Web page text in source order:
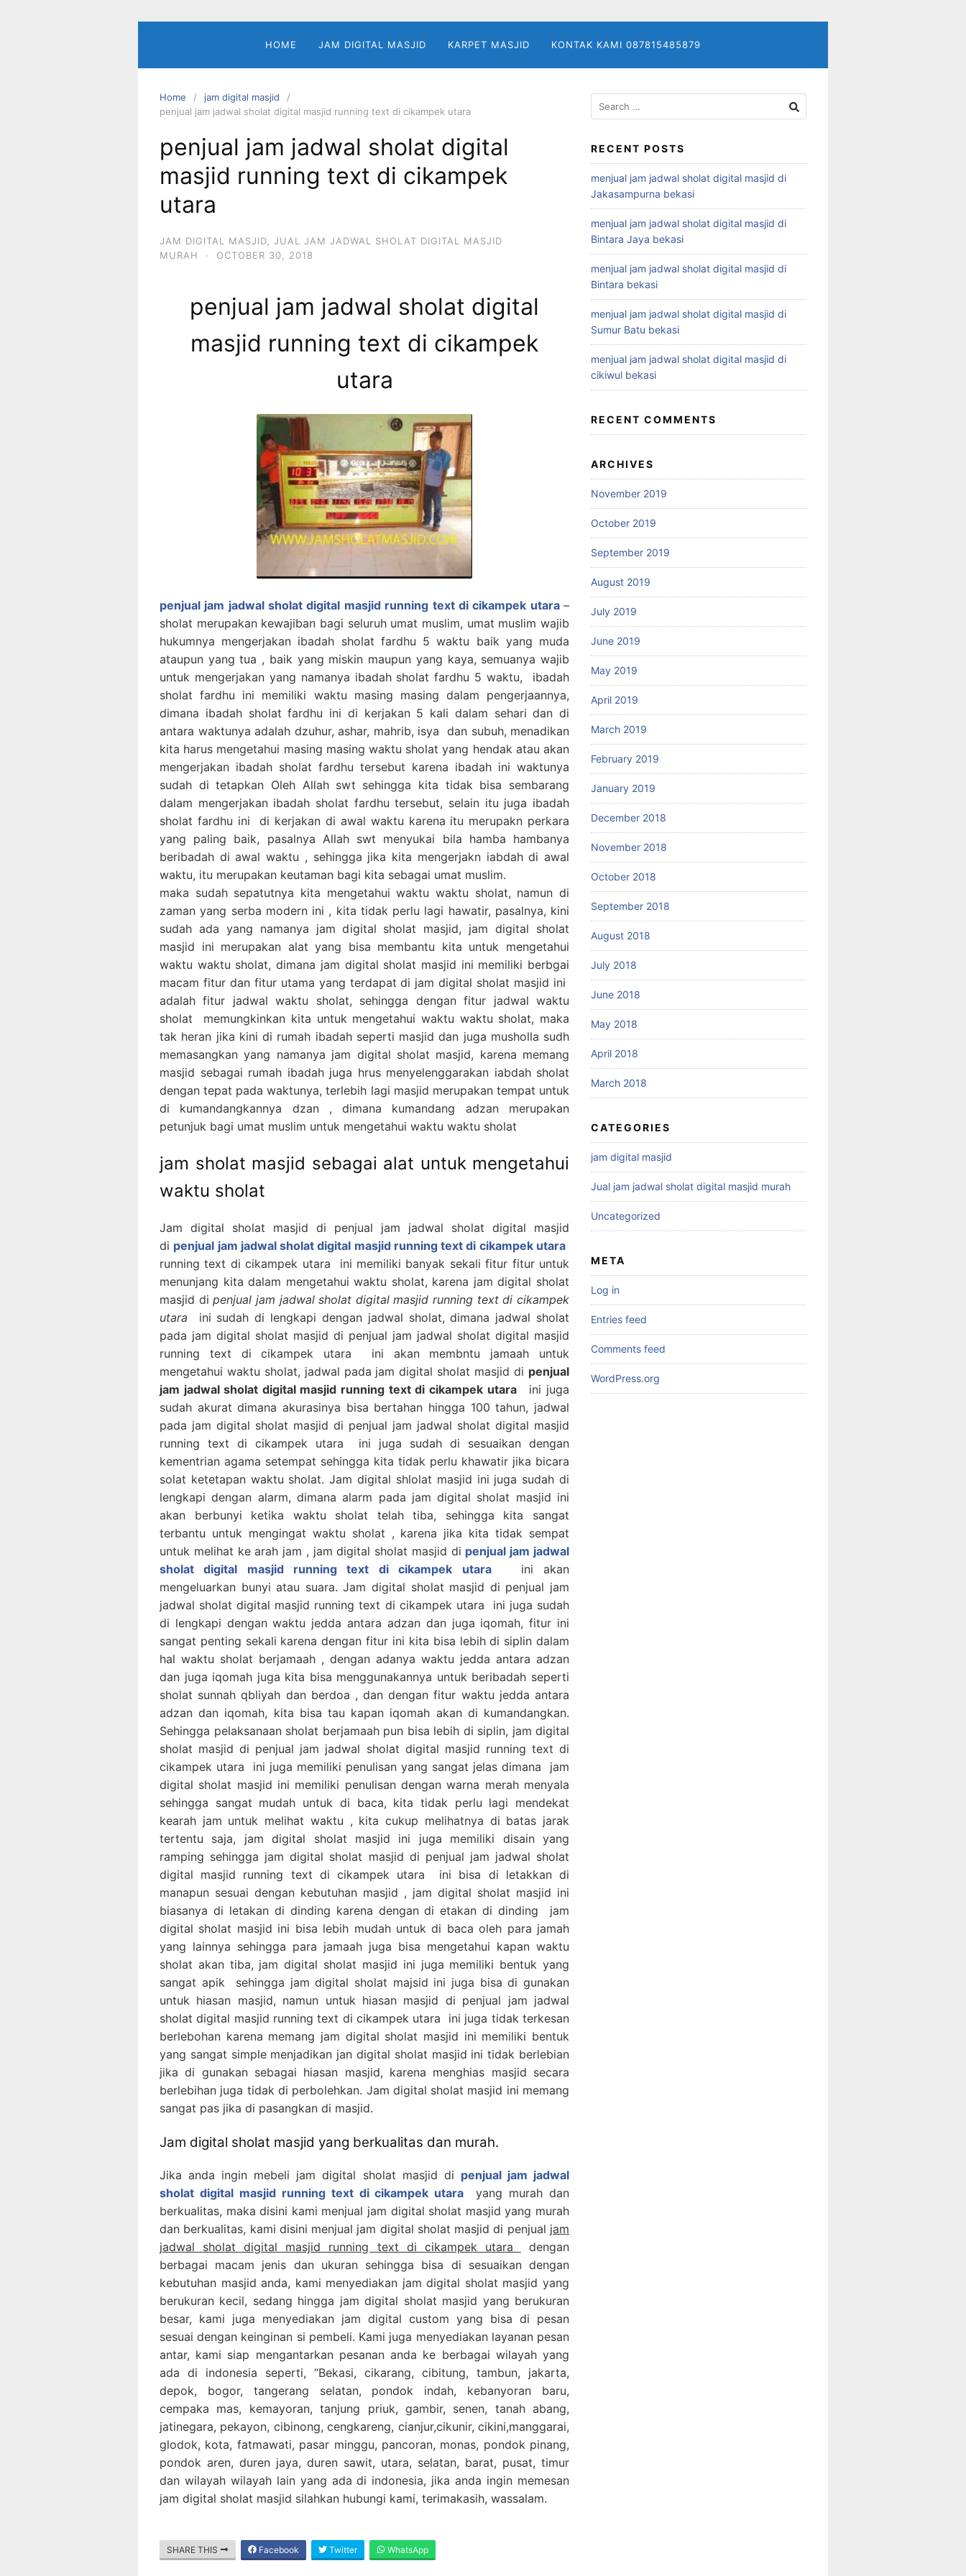
HOME JAM DIGITAL MASJID KARPET MASJID KONTAK KAMI 087815485879
Home
jam digital masjid
penjual jam jadwal sholat digital masjid running text di cikampek utara
penjual jam jadwal sholat digital
masjid running text di cikampek
utara
JAM DIGITAL MASJID
JUAL JAM JADWAL SHOLAT DIGITAL MASJID
MURAH
· OCTOBER 30, 2018
penjual jam jadwal sholat digital
masjid running text di cikampek
utara
penjual jam jadwal sholat digital masjid running text di cikampek utara –
sholat merupakan kewajiban bagi seluruh umat muslim, umat muslim wajib
hukumnya mengerjakan ibadah sholat fardhu 5 waktu baik yang muda
ataupun yang tua , baik yang miskin maupun yang kaya, semuanya wajib
untuk mengerjakan yang namanya ibadah sholat fardhu 5 waktu, ibadah
sholat fardhu ini memiliki waktu masing masing dalam pengerjaannya,
dimana ibadah sholat fardhu ini di kerjakan 5 kali dalam sehari dan di
antara waktunya adalah dzuhur, ashar, mahrib, isya dan subuh, menadikan
kita harus mengetahui masing masing waktu sholat yang hendak atau akan
mengerjakan ibadah sholat fardhu tersebut karena ibadah ini waktunya
sudah di tetapkan Oleh Allah swt sehingga kita tidak bisa sembarang
dalam mengerjakan ibadah sholat fardhu tersebut, selain itu juga ibadah
sholat fardhu ini di kerjakan di awal waktu karena itu merupakn perkara
yang paling baik, pasalnya Allah swt menyukai bila hamba hambanya
beribadah di awal waktu , sehingga jika kita mengerjakn iabdah di awal
waktu, itu merupakan keutaman bagi kita sebagai umat muslim.
maka sudah sepatutnya kita mengetahui waktu waktu sholat, namun di
zaman yang serba modern ini , kita tidak perlu lagi hawatir, pasalnya, kini
sudah ada yang namanya jam digital sholat masjid, jam digital sholat
masjid ini merupakan alat yang bisa membantu kita untuk mengetahui
waktu waktu sholat, dimana jam digital sholat masjid ini memiliki berbgai
macam fitur dan fitur utama yang terdapat di jam digital sholat masjid ini
adalah fitur jadwal waktu sholat, sehingga dengan fitur jadwal waktu
sholat memungkinkan kita untuk mengetahui waktu waktu sholat, maka
tak heran jika kini di rumah ibadah seperti masjid dan juga musholla sudh
memasangkan yang namanya jam digital sholat masjid, karena memang
masjid sebagai rumah ibadah juga hrus menyelenggarakan iabdah sholat
dengan tepat pada waktunya, terlebih lagi masjid merupakan tempat untuk
di kumandangkannya dzan , dimana kumandang adzan merupakan
petunjuk bagi umat muslim untuk mengetahui waktu waktu sholat
jam sholat masjid sebagai alat untuk mengetahui
waktu sholat
Jam digital sholat masjid di penjual jam jadwal sholat digital masjid
di penjual jam jadwal sholat digital masjid running text di cikampek utara
running text di cikampek utara ini memiliki banyak sekali fitur fitur untuk
menunjang kita dalam mengetahui waktu sholat, karena jam digital sholat
masjid dipenjual jam jadwal sholat digital masjid running text di cikampek
utara
ini sudah di lengkapi dengan jadwal sholat, dimana jadwal sholat
pada jam digital sholat masjid di penjual jam jadwal sholat digital masjid
running text di cikampek utara ini akan membntu jamaah untuk
mengetahui waktu sholat, jadwal pada jam digital sholat masjid di penjual
jam jadwal sholat digital masjid running text di cikampek utara
ini juga
sudah akurat dimana akurasinya bisa bertahan hingga 100 tahun, jadwal
pada jam digital sholat masjid di penjual jam jadwal sholat digital masjid
running text di cikampek utara ini juga sudah di sesuaikan dengan
kementrian agama setempat sehingga kita tidak perlu khawatir jika bicara
solat ketetapan waktu sholat. Jam digital shlolat masjid ini juga sudah di
lengkapi dengan alarm, dimana alarm pada jam digital sholat masjid ini
akan berbunyi ketika waktu sholat telah tiba, sehingga kita sangat
terbantu untuk mengingat waktu sholat , karena jika kita tidak sempat
untuk melihat ke arah jam , jam digital sholat masjid di penjual jam jadwal
sholat digital masjid running text di cikampek utara
ini akan
mengeluarkan bunyi atau suara. Jam digital sholat masjid di penjual jam
jadwal sholat digital masjid running text di cikampek utara ini juga sudah
di lengkapi dengan waktu jedda antara adzan dan juga iqomah, fitur ini
sangat penting sekali karena dengan fitur ini kita bisa lebih di siplin dalam
hal waktu sholat berjamaah , dengan adanya waktu jedda antara adzan
dan juga iqomah juga kita bisa menggunakannya untuk beribadah seperti
sholat sunnah qbliyah dan berdoa , dan dengan fitur waktu jedda antara
adzan dan iqomah, kita bisa tau kapan iqomah akan di kumandangkan.
Sehingga pelaksanaan sholat berjamaah pun bisa lebih di siplin, jam digital
sholat masjid di penjual jam jadwal sholat digital masjid running text di
cikampek utara ini juga memiliki penulisan yang sangat jelas dimana jam
digital sholat masjid ini memiliki penulisan dengan warna merah menyala
sehingga sangat mudah untuk di baca, kita tidak perlu lagi mendekat
kearah jam untuk melihat waktu , kita cukup melihatnya di batas jarak
tertentu saja, jam digital sholat masjid ini juga memiliki disain yang
ramping sehingga jam digital sholat masjid di penjual jam jadwal sholat
digital masjid running text di cikampek utara ini bisa di letakkan di
manapun sesuai dengan kebutuhan masjid , jam digital sholat masjid ini
biasanya di letakan di dinding karena dengan di etakan di dinding jam
digital sholat masjid ini bisa lebih mudah untuk di baca oleh para jamah
yang lainnya sehingga para jamaah juga bisa mengetahui kapan waktu
sholat akan tiba, jam digital sholat masjid ini juga memiliki bentuk yang
sangat apik sehingga jam digital sholat majsid ini juga bisa di gunakan
untuk hiasan masjid, namun untuk hiasan masjid di penjual jam jadwal
sholat digital masjid running text di cikampek utara ini juga tidak terkesan
berlebohan karena memang jam digital sholat masjid ini memiliki bentuk
yang sangat simple menjadikan jan digital sholat masjid ini tidak berlebian
jika di gunakan sebagai hiasan masjid, karena menghias masjid secara
berlebihan juga tidak di perbolehkan. Jam digital sholat masjid ini memang
sangat pas jika di pasangkan di masjid.
Jam digital sholat masjid yang berkualitas dan murah.
Jika anda ingin mebeli jam digital sholat masjid di penjual jam jadwal
sholat digital masjid running text di cikampek utara
yang murah dan
berkualitas, maka disini kami menjual jam digital sholat masjid yang murah
dan berkualitas, kami disini menjual jam digital sholat masjid di penjual jam
jadwal sholat digital masjid running text di cikampek utara
dengan
berbagai macam jenis dan ukuran sehingga bisa di sesuaikan dengan
kebutuhan masjid anda, kami menyediakan jam digital sholat masjid yang
berukuran kecil, sedang hingga jam digital sholat masjid yang berukuran
besar, kami juga menyediakan jam digital custom yang bisa di pesan
sesuai dengan keinginan si pembeli. Kami juga menyediakan layanan pesan
antar, kami siap mengantarkan pesanan anda ke berbagai wilayah yang
ada di indonesia seperti, “Bekasi, cikarang, cibitung, tambun, jakarta,
depok, bogor, tangerang selatan, pondok indah, kebanyoran baru,
cempaka mas, kemayoran, tanjung priuk, gambir, senen, tanah abang,
jatinegara, pekayon, cibinong, cengkareng, cianjur,cikunir, cikini,manggarai,
glodok, kota, fatmawati, pasar minggu, pancoran, monas, pondok pinang,
pondok aren, duren jaya, duren sawit, utara, selatan, barat, pusat, timur
dan wilayah wilayah lain yang ada di indonesia, jika anda ingin memesan
jam digital sholat masjid silahkan hubungi kami, terimakasih, wassalam.
SHARE THIS Facebook Twitter WhatsApp
Search
for:
RECENT POSTS
menjual jam jadwal sholat digital masjid di
Jakasampurna bekasi
menjual jam jadwal sholat digital masjid di
Bintara Jaya bekasi
menjual jam jadwal sholat digital masjid di
Bintara bekasi
menjual jam jadwal sholat digital masjid di
Sumur Batu bekasi
menjual jam jadwal sholat digital masjid di
cikiwul bekasi
RECENT COMMENTS
ARCHIVES
November 2019
October 2019
September 2019
August 2019
July 2019
June 2019
May 2019
April 2019
March 2019
February 2019
January 2019
December 2018
November 2018
October 2018
September 2018
August 2018
July 2018
June 2018
May 2018
April 2018
March 2018
CATEGORIES
jam digital masjid
Jual jam jadwal sholat digital masjid murah
Uncategorized
META
Log in
Entries feed
Comments feed
WordPress.org